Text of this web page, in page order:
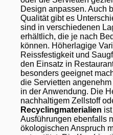
Design anpassen. Auch
Qualität gibt es
sind in verschiedenen
erhältlich, die je nach
können. Höherlagige
Reissfestigkeit und
den Einsatz in
besonders geeignet
die Servietten
in der Anwendung. Die
nachhaltigem Zellstoff
Recyclingmaterialien
Ausführungen ebenfalls
ökologischen Anspruch